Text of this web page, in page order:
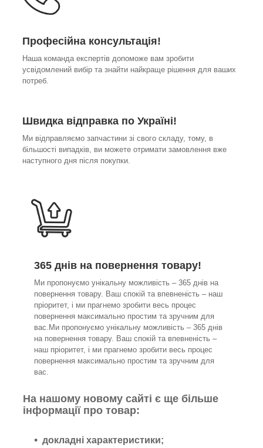
Професійна консультація!
Наша команда експертів допоможе вам зробити
усвідомлений вибір та знайти найкраще рішення для ваших
потреб.
Швидка відправка по Україні!
Ми відправляємо запчастини зі свого складу, тому, в
більшості випадків, ви можете отримати замовлення вже
наступного дня після покупки.
365 днів на повернення товару!
Ми пропонуємо унікальну можливість – 365 днів на
повернення товару. Ваш спокій та впевненість – наш
пріоритет, і ми прагнемо зробити весь процес
повернення максимально простим та зручним для
вас.Ми пропонуємо унікальну можливість – 365 днів
на повернення товару. Ваш спокій та впевненість –
наш пріоритет, і ми прагнемо зробити весь процес
повернення максимально простим та зручним для
вас.
На нашому новому сайті є ще більше
інформації про товар:
докладні характеристики;